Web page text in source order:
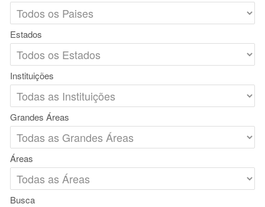
Estados
Instituições
Grandes Áreas
Áreas
Busca